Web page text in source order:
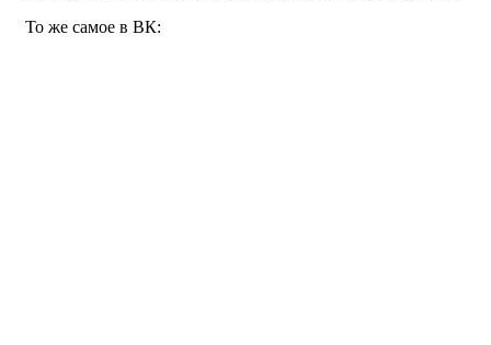
То же самое в ВК: